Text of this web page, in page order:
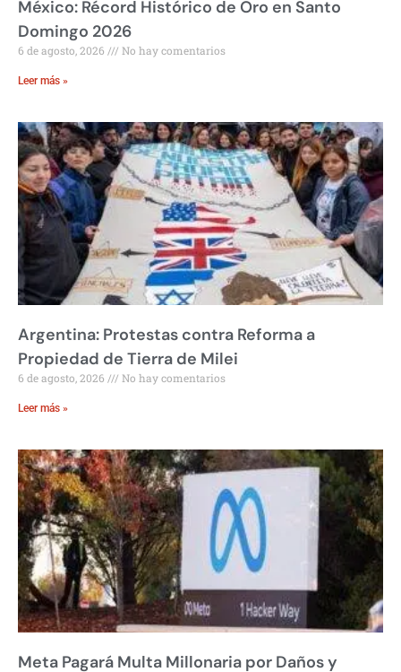
México: Récord Histórico de Oro en Santo
Domingo 2026
6 de agosto, 2026 No hay comentarios
Leer más »
Argentina: Protestas contra Reforma a
Propiedad de Tierra de Milei
6 de agosto, 2026 No hay comentarios
Leer más »
Meta Pagará Multa Millonaria por Daños y